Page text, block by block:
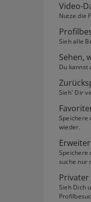
Video-
Nutze die
Sieh alle
Sehen,
Du kannst
Sieh' Dir
Speichere
wieder.
Speichere
suche nur
Sieh Dich